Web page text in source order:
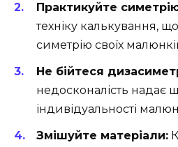
Практикуйте
техніку калькування,
симетрію своїх
Не бійтеся
недосконалість надає
індивідуальності
Змішуйте матеріали: